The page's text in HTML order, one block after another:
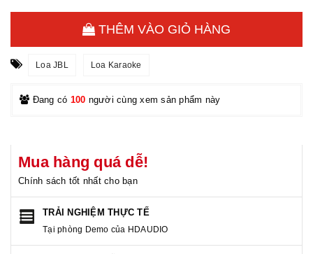
THÊM VÀO GIỎ HÀNG
Loa JBL Loa Karaoke
Đang có 100 người cùng xem sản phẩm này
Mua hàng quá dễ!
Chính sách tốt nhất cho bạn
TRẢI NGHIỆM THỰC TẾ
Tại phòng Demo của HDAUDIO